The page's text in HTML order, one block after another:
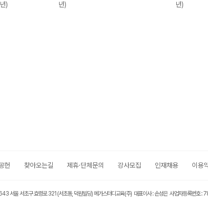
년)
년)
년)
헌 찾아오는길 제휴·단체문의 강사모집 인재채용 이용
서울 서초구 효령로 321 (서초동, 덕원빌딩) 메가스터디교육(주) 대표이사 : 손성은 사업자등록번